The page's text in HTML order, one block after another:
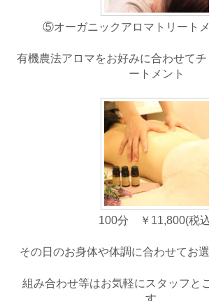
⑤オーガニックアロマトリート
有機農法アロマをお好みに合わせてチ
ートメント
100分 ￥11,800(税
その日のお身体や体調に合わせてお
組み合わせ等はお気軽にスタッフと
す。